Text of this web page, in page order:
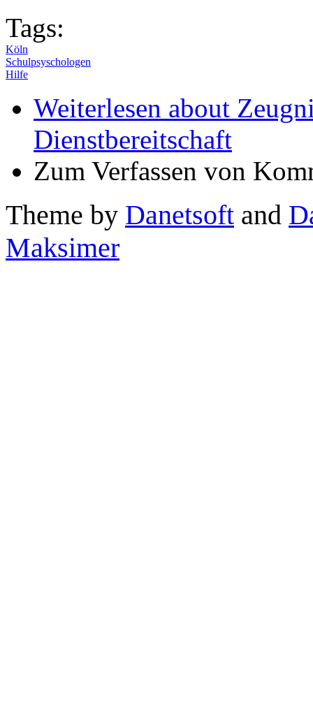
Tags:
Köln
Schulpsyschologen
Hilfe
Weiterlesen about
Dienstbereitschaft
Zum Verfassen von
Theme by Danetsoft and
Maksimer